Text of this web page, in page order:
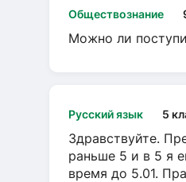
Обществознание
Можно ли
Русский язык 5
Здравствуйте.
раньше 5 и в 5 я
время до 5.01.